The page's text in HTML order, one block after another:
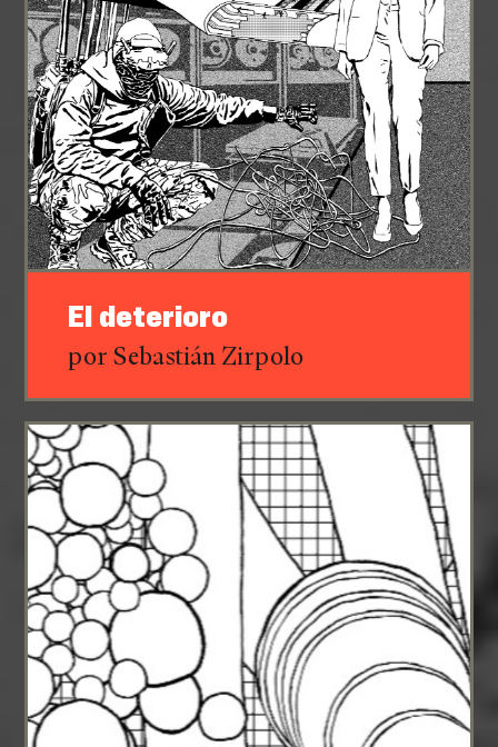
El deterioro
por Sebastián Zirpolo